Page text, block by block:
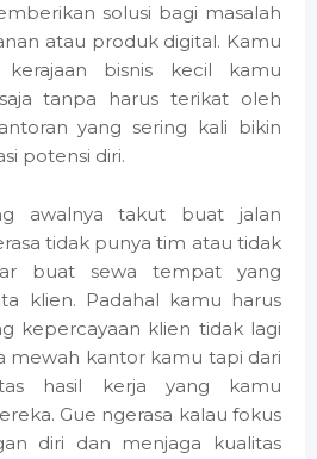
solusi bagi masalah
atau produk digital. Kamu
bisnis kecil kamu
tanpa harus terikat oleh
yang sering kali bikin
potensi diri.
awalnya takut buat jalan
tidak punya tim atau tidak
buat sewa tempat yang
klien. Padahal kamu harus
kepercayaan klien tidak lagi
mewah kantor kamu tapi dari
hasil kerja yang kamu
Gue ngerasa kalau fokus
diri dan menjaga kualitas